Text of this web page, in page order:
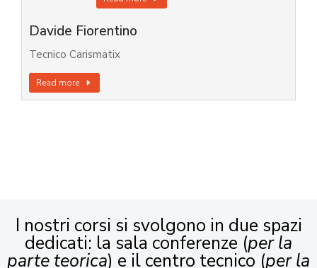
Davide Fiorentino
Tecnico Carismatix
Read more
I nostri corsi si svolgono in due spazi
dedicati: la sala conferenze (per la
parte teorica) e il centro tecnico (per la